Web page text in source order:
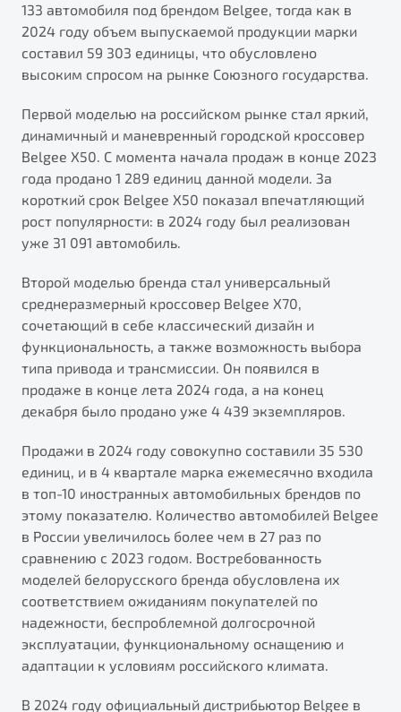
X70
Универсальный кроссовер
от 2 499 990 ₽*
Обзор В наличии
Автомобили в наличии
Тест-драйв
Автокредит
Спецпредложения
Будьте еще более уверены на дорогах с программой
"Помощь на дорогах"
Преимущества программы
Запись на сервис
Калькулятор ТО
Клиентская поддержка
133 автомобиля под брендом Belgee, тогда как в
2024 году объем выпускаемой продукции марки
составил 59 303 единицы, что обусловлено
высоким спросом на рынке Союзного государства.
Первой моделью на российском рынке стал яркий,
динамичный и маневренный городской кроссовер
Belgee X50. С момента начала продаж в конце 2023
года продано 1 289 единиц данной модели. За
короткий срок Belgee X50 показал впечатляющий
рост популярности: в 2024 году был реализован
уже 31 091 автомобиль.
Второй моделью бренда стал универсальный
среднеразмерный кроссовер Belgee X70,
сочетающий в себе классический дизайн и
функциональность, а также возможность выбора
типа привода и трансмиссии. Он появился в
продаже в конце лета 2024 года, а на конец
декабря было продано уже 4 439 экземпляров.
Продажи в 2024 году совокупно составили 35 530
единиц, и в 4 квартале марка ежемесячно входила
в топ-10 иностранных автомобильных брендов по
этому показателю. Количество автомобилей Belgee
в России увеличилось более чем в 27 раз по
сравнению с 2023 годом. Востребованность
моделей белорусского бренда обусловлена их
соответствием ожиданиям покупателей по
надежности, беспроблемной долгосрочной
эксплуатации, функциональному оснащению и
адаптации к условиям российского климата.
В 2024 году официальный дистрибьютор Belgee в